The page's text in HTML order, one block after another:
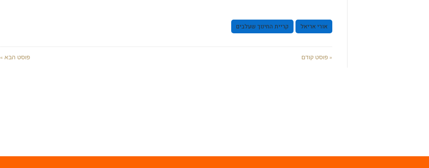
אורי אריאל קריית החינוך שעלבים
« פוסט קודם פוסט הבא »